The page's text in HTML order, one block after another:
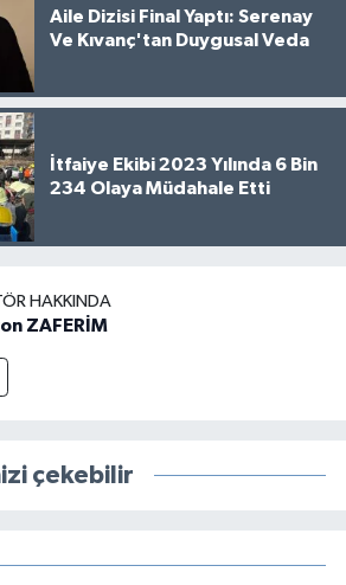
Aile Dizisi Final Yaptı: Serenay
Ve Kıvanç'tan Duygusal Veda
İtfaiye Ekibi 2023 Yılında 6 Bin
234 Olaya Müdahale Etti
HAKKINDA
ZAFERİM
çekebilir